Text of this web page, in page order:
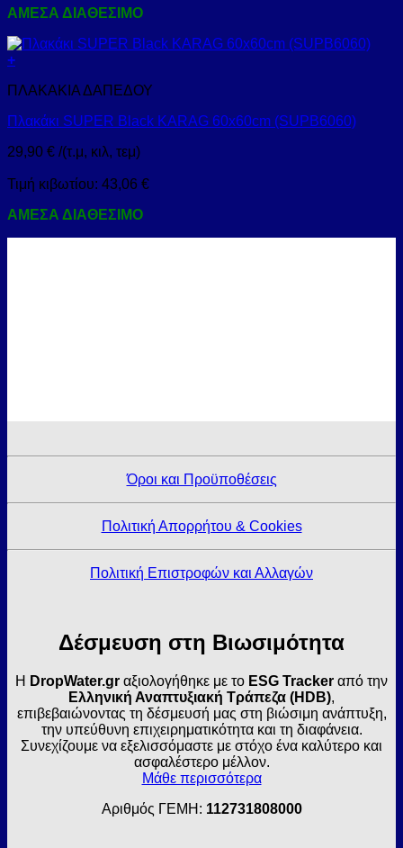
ΑΜΕΣΑ ΔΙΑΘΕΣΙΜΟ
+
ΠΛΑΚΑΚΙΑ ΔΑΠΕΔΟΥ
Πλακάκι SUPER Black KARAG 60x60cm (SUPB6060)
29,90 € /(τ.μ, κιλ, τεμ)
Τιμή κιβωτίου: 43,06 €
ΑΜΕΣΑ ΔΙΑΘΕΣΙΜΟ
Όροι και Προϋποθέσεις
Πολιτική Απορρήτου & Cookies
Πολιτική Επιστροφών και Αλλαγών
Δέσμευση στη Βιωσιμότητα
Η DropWater.gr αξιολογήθηκε με το ESG Tracker από την
Ελληνική Αναπτυξιακή Τράπεζα (HDB),
επιβεβαιώνοντας τη δέσμευσή μας στη βιώσιμη ανάπτυξη,
την υπεύθυνη επιχειρηματικότητα και τη διαφάνεια.
Συνεχίζουμε να εξελισσόμαστε με στόχο ένα καλύτερο και
ασφαλέστερο μέλλον.
Μάθε περισσότερα
Αριθμός ΓΕΜΗ: 112731808000